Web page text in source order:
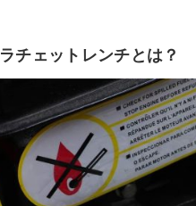
ラチェットレンチとは？